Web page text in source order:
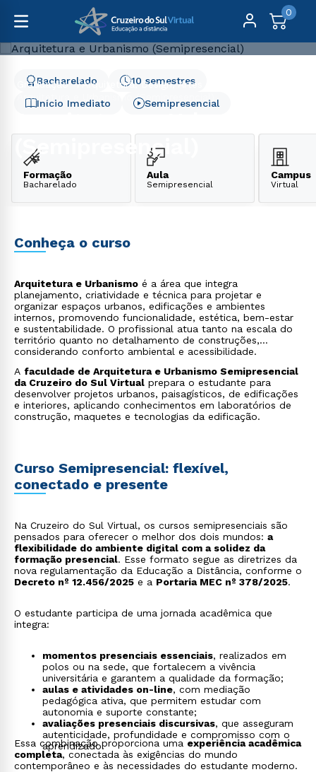
0
Graduação
Arquitetura, Design, Artes e Moda
Arquitetura e Urbanismo (Semipresencial)
(Semipresencial)
Início Imediato
10 semestres
Bacharelado
Semipresencial
Formação
Bacharelado
Aula
Semipresencial
Campus
Virtual
Conheça o curso
Arquitetura e Urbanismo é a área que integra
planejamento, criatividade e técnica para projetar e
organizar espaços urbanos, edificações e ambientes
internos, promovendo funcionalidade, estética, bem-estar
e sustentabilidade. O profissional atua tanto na escala do
território quanto no detalhamento de construções,
considerando conforto ambiental e acessibilidade.
A faculdade de Arquitetura e Urbanismo Semipresencial
da Cruzeiro do Sul Virtual prepara o estudante para
desenvolver projetos urbanos, paisagísticos, de edificações
e interiores, aplicando conhecimentos em laboratórios de
construção, maquetes e tecnologias da edificação.
Curso Semipresencial: flexível,
conectado e presente
Na Cruzeiro do Sul Virtual, os cursos semipresenciais são
pensados para oferecer o melhor dos dois mundos: a
flexibilidade do ambiente digital com a solidez da
formação presencial. Esse formato segue as diretrizes da
nova regulamentação da Educação a Distância, conforme o
Decreto nº 12.456/2025 e a Portaria MEC nº 378/2025.
O estudante participa de uma jornada acadêmica que
integra:
momentos presenciais essenciais, realizados em
polos ou na sede, que fortalecem a vivência
universitária e garantem a qualidade da formação;
aulas e atividades on-line, com mediação
pedagógica ativa, que permitem estudar com
autonomia e suporte constante;
avaliações presenciais discursivas, que asseguram
autenticidade, profundidade e compromisso com o
aprendizado.
Essa combinação proporciona uma experiência acadêmica
completa, conectada às exigências do mundo
contemporâneo e às necessidades do estudante moderno.